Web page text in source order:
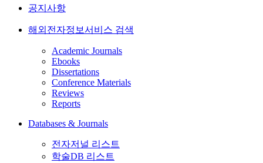
공지사항
해외전자정보서비스 검색
Academic Journals
Ebooks
Dissertations
Conference Materials
Reviews
Reports
Databases & Journals
전자저널 리스트
학술DB 리스트